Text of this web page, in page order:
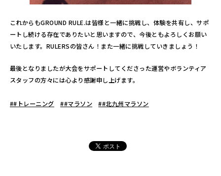
これからもGROUND RULE.は皆様と一緒に挑戦し、体験を共有し、サポ
ートし続ける存在でありたいと思いますので、今後ともよろしくお願い
いたします。RULERSの皆さん！また一緒に挑戦していきましょう！
最後となりましたが大会をサポートしてくださった運営やボランティア
スタッフの方々には心より感謝申し上げます。
##トレーニング ##マラソン ##北九州マラソン